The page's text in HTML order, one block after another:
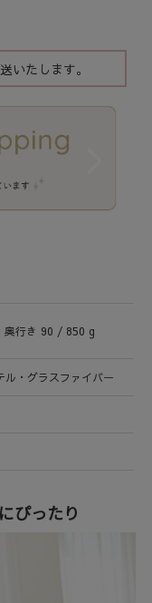
いたします。
奥行き 90 / 850 g
・グラスファイバー
ぴったり